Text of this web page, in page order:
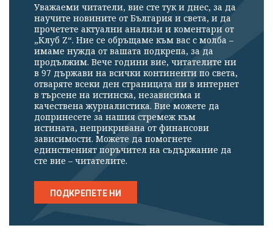
Уважаеми читатели, вие сте тук и днес, за да
научите новините от България и света, и да
прочетете актуални анализи и коментари от
„Клуб Z“. Ние се обръщаме към вас с молба –
имаме нужда от вашата подкрепа, за да
продължим. Вече години вие, читателите ни
в 97 държави на всички континенти по света,
отваряте всеки ден страницата ни в интернет
в търсене на истинска, независима и
качествена журналистика. Вие можете да
допринесете за нашия стремеж към
истината, неприкривана от финансови
зависимости. Можете да помогнете
единственият поръчител на съдържание да
сте вие – читателите.
ПОДКРЕПЕТЕ НИ